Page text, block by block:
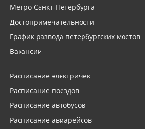
Метро Санкт-Петербурга
Достопримечательности
График развода петербургских мостов
Вакансии
Расписание электричек
Расписание поездов
Расписание автобусов
Расписание авиарейсов